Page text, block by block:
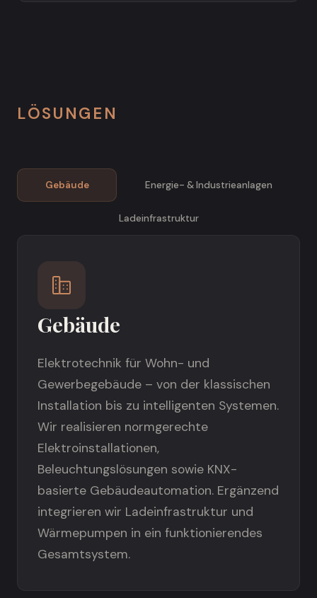
LÖSUNGEN
Gebäude Energie- & Industrieanlagen
Ladeinfrastruktur
Gebäude
Elektrotechnik für Wohn- und
Gewerbegebäude – von der klassischen
Installation bis zu intelligenten Systemen.
Wir realisieren normgerechte
Elektroinstallationen,
Beleuchtungslösungen sowie KNX-
basierte Gebäudeautomation. Ergänzend
integrieren wir Ladeinfrastruktur und
Wärmepumpen in ein funktionierendes
Gesamtsystem.